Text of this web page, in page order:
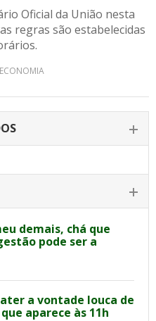
Oficial da União nesta
regras são estabelecidas
demais, chá que
pode ser a
a vontade louca de
aparece às 11h